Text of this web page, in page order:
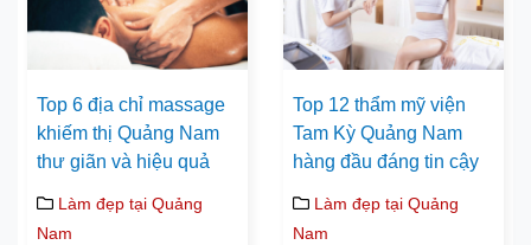
Top 6 địa chỉ massage
khiếm thị Quảng Nam
thư giãn và hiệu quả
Làm đẹp tại Quảng
Nam
Top 12 thẩm mỹ viện
Tam Kỳ Quảng Nam
hàng đầu đáng tin cậy
Làm đẹp tại Quảng
Nam